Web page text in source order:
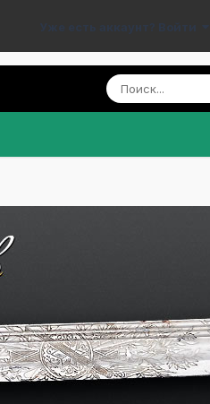
Уже есть аккаунт? Войти